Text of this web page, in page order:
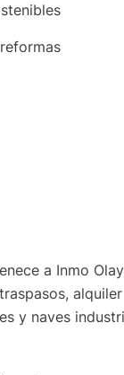
a Inmo
y naves